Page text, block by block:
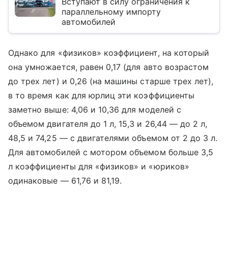
параллельному импорту
автомобилей
Однако для «физиков» коэффициент, на который
она умножается, равен 0,17 (для авто возрастом
до трех лет) и 0,26 (на машины старше трех лет),
в то время как для юрлиц эти коэффициенты
заметно выше: 4,06 и 10,36 для моделей с
объемом двигателя до 1 л, 15,3 и 26,44 — до 2 л,
48,5 и 74,25 — с двигателями объемом от 2 до 3 л.
Для автомобилей с мотором объемом больше 3,5
л коэффициенты для «физиков» и «юриков»
одинаковые — 61,76 и 81,19.